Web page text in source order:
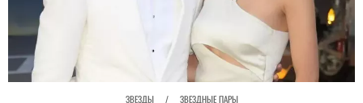
ЗВЕЗДЫ / ЗВЕЗДНЫЕ ПАРЫ